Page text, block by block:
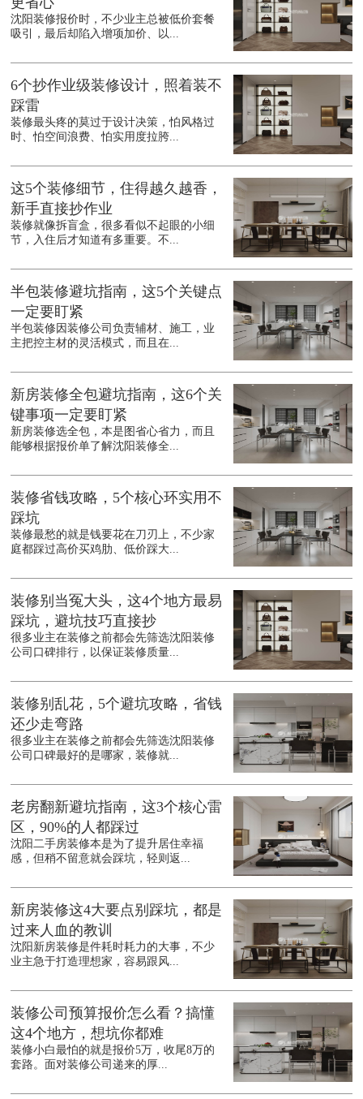
沈阳装修报价时，不少业主总被低价套餐
吸引，最后却陷入增项加价、以...
6个抄作业级装修设计，照着装不
踩雷
装修最头疼的莫过于设计决策，怕风格过
时、怕空间浪费、怕实用度拉胯...
这5个装修细节，住得越久越香，
新手直接抄作业
装修就像拆盲盒，很多看似不起眼的小细
节，入住后才知道有多重要。不...
半包装修避坑指南，这5个关键点
一定要盯紧
半包装修因装修公司负责辅材、施工，业
主把控主材的灵活模式，而且在...
新房装修全包避坑指南，这6个关
键事项一定要盯紧
新房装修选全包，本是图省心省力，而且
能够根据报价单了解沈阳装修全...
装修省钱攻略，5个核心环实用不
踩坑
装修最愁的就是钱要花在刀刃上，不少家
庭都踩过高价买鸡肋、低价踩大...
装修别当冤大头，这4个地方最易
踩坑，避坑技巧直接抄
很多业主在装修之前都会先筛选沈阳装修
公司口碑排行，以保证装修质量...
装修别乱花，5个避坑攻略，省钱
还少走弯路
很多业主在装修之前都会先筛选沈阳装修
公司口碑最好的是哪家，装修就...
老房翻新避坑指南，这3个核心雷
区，90%的人都踩过
沈阳二手房装修本是为了提升居住幸福
感，但稍不留意就会踩坑，轻则返...
新房装修这4大要点别踩坑，都是
过来人血的教训
沈阳新房装修是件耗时耗力的大事，不少
业主急于打造理想家，容易跟风...
装修公司预算报价怎么看？搞懂
这4个地方，想坑你都难
装修小白最怕的就是报价5万，收尾8万的
套路。面对装修公司递来的厚...